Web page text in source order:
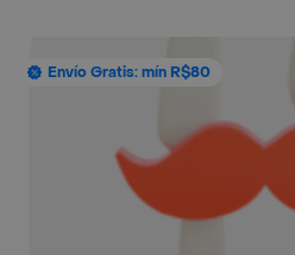
Envío Gratis: mín R$80